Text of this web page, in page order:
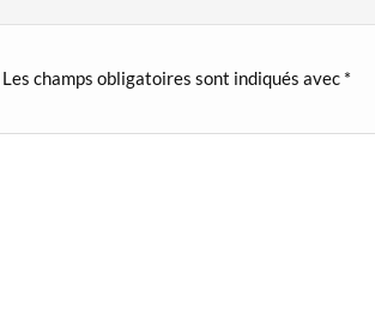
Les champs obligatoires sont indiqués avec *